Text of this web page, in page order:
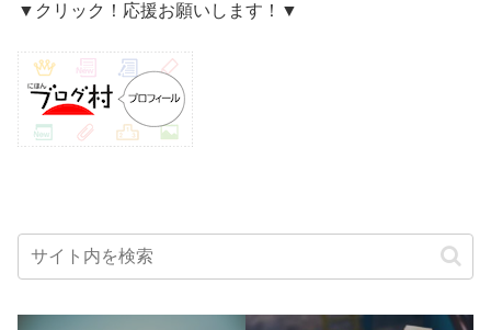
▼クリック！応援お願いします！▼